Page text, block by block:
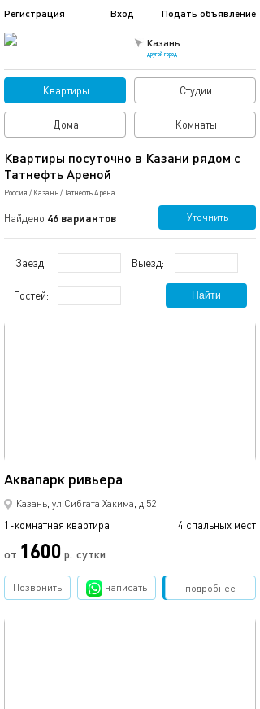
Казань
другой город
Подать объявление
Регистрация Вход
Квартиры Студии
Дома Комнаты
Квартиры посуточно в Казани рядом с
Татнефть Ареной
Россия / Казань/Татнефть Арена
Найдено 46 вариантов Уточнить
Заезд: Выезд:
Гостей: Найти
Аквапарк ривьера
Казань, ул.Сибгата Хакима, д.52
1-комнатная квартира 4 спальных мест
от 1600 р. сутки
подробнее
Позвонить написать Забронировать